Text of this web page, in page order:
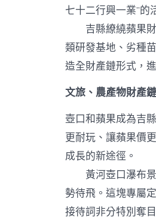
七十二行興一業”的
吉縣繚繞蘋果財
類研發基地、劣種
造全財產鏈形式，
文旅、農產物財產
壺口和蘋果成為吉
更耐玩、讓蘋果價
成長的新途徑。
黃河壺口瀑布景
勢待飛。這塊專屬
接待詞非分特別奪